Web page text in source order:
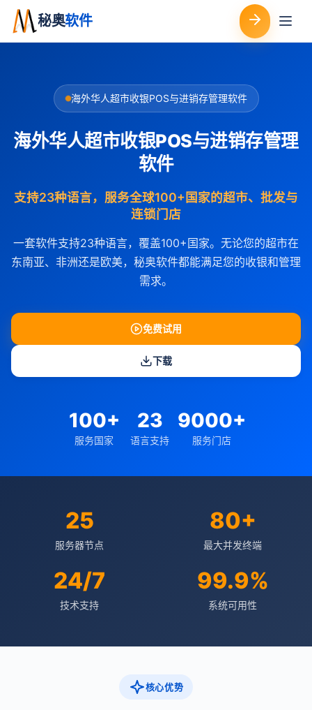
秘奥软件
海外华人超市收银POS与进销存管理软件
海外华人超市收银POS与进销存管理
软件
支持23种语言，服务全球100+国家的超市、批发与
连锁门店
一套软件支持23种语言，覆盖100+国家。无论您的超市在
东南亚、非洲还是欧美，秘奥软件都能满足您的收银和管理
需求。
免费试用
下载
100+
服务国家
23
语言支持
9000+
服务门店
25
服务器节点
80+
最大并发终端
24/7
技术支持
99.9%
系统可用性
核心优势